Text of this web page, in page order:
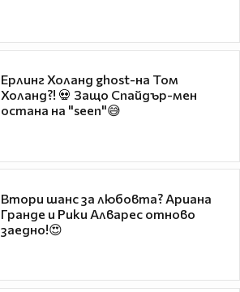
Ерлинг Холанд ghost-на Том
Холанд?! 💀 Защо Спайдър-мен
остана на "seen"😅
Втори шанс за любовта? Ариана
Гранде и Рики Алварес отново
заедно!😍